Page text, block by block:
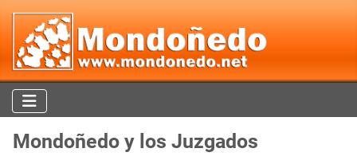
Mondoñedo y los Juzgados